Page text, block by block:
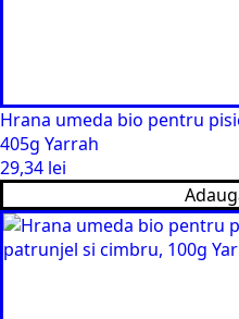
Hrana umeda bio pentru
405g Yarrah
29,34 lei